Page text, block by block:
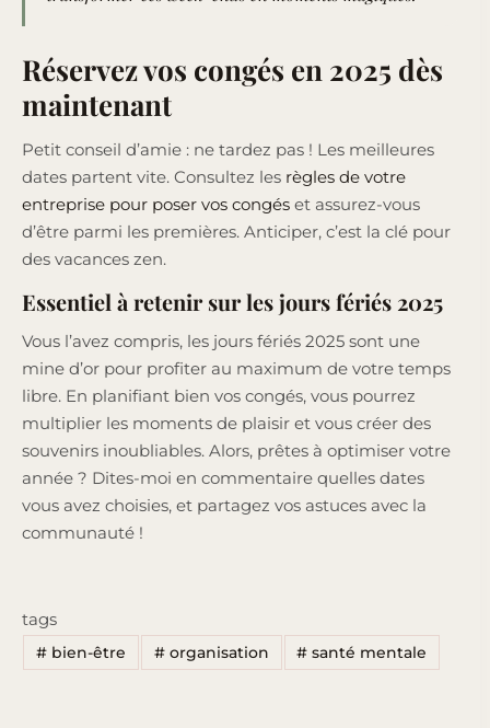
Réservez vos congés en 2025 dès
maintenant
Petit conseil d’amie : ne tardez pas ! Les meilleures
dates partent vite. Consultez les règles de votre
entreprise pour poser vos congés et assurez-vous
d’être parmi les premières. Anticiper, c’est la clé pour
des vacances zen.
Essentiel à retenir sur les jours fériés 2025
Vous l’avez compris, les jours fériés 2025 sont une
mine d’or pour profiter au maximum de votre temps
libre. En planifiant bien vos congés, vous pourrez
multiplier les moments de plaisir et vous créer des
souvenirs inoubliables. Alors, prêtes à optimiser votre
année ? Dites-moi en commentaire quelles dates
vous avez choisies, et partagez vos astuces avec la
communauté !
tags
#bien-être #organisation # santé mentale